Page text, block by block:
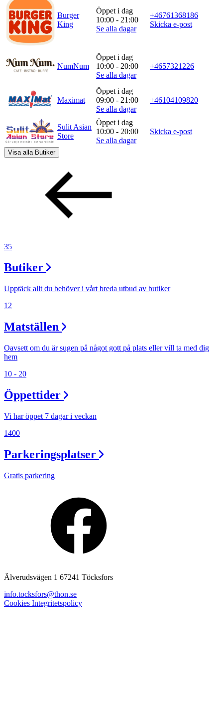
Burger
King
Öppet i dag
10:00 - 21:00
Se alla dagar
+46761368186
Skicka e-post
NumNum
Öppet i dag
10:00 - 20:00
Se alla dagar
+4657321226
Maximat
Öppet i dag
09:00 - 21:00
Se alla dagar
+46104109820
Sulit Asian
Store
Öppet i dag
10:00 - 20:00
Se alla dagar
Skicka e-post
Visa alla Butiker
35
Butiker
Upptäck allt du behöver i vårt breda utbud av butiker
12
Matställen
Oavsett om du är sugen på något gott på plats eller vill ta med dig
hem
10 - 20
Öppettider
Vi har öppet 7 dagar i veckan
1400
Parkeringsplatser
Gratis parkering
Älverudsvägen 1 67241 Töcksfors
info.tocksfors@thon.se
Cookies Integritetspolicy